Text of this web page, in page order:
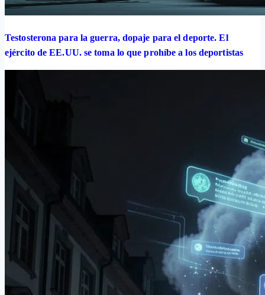
Testosterona para la guerra, dopaje para el deporte. El
ejército de EE.UU. se toma lo que prohíbe a los deportistas